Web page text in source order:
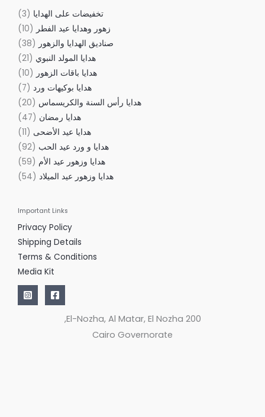
تخفيضات على الهدايا
3
زهور وهدايا عيد الفطر 10
صناديق الهدايا والزهور 38
هدايا المولد النبوي 21
هدايا باقات الزهور 10
هدايا بوكيهات ورد 7
هدايا رأس السنة والكريسماس 20
هدايا رمضان 47
هدايا عيد الأضحى 11
هدايا و ورد عيد الحب 92
هدايا وزهور عيد الأم 59
هدايا وزهور عيد الميلاد 54
Important Links
Privacy Policy
Shipping Details
Terms & Conditions
Media Kit
200 El-Nozha, Al Matar, El Nozha,
Cairo Governorate